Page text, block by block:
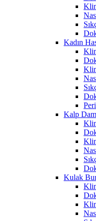
Kadın
Kalp
Kulak